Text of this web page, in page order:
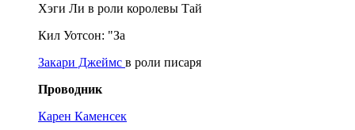
Хэги Ли в роли королевы Тай
Кил Уотсон: "За
Закари Джеймс в роли писаря
Проводник
Карен Каменсек